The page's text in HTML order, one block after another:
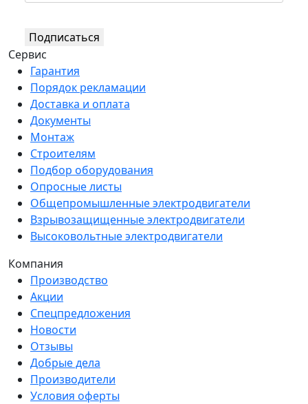
Подписаться
Сервис
Гарантия
Порядок рекламации
Доставка и оплата
Документы
Монтаж
Строителям
Подбор оборудования
Опросные листы
Общепромышленные электродвигатели
Взрывозащищенные электродвигатели
Высоковольтные электродвигатели
Компания
Производство
Акции
Спецпредложения
Новости
Отзывы
Добрые дела
Производители
Условия оферты